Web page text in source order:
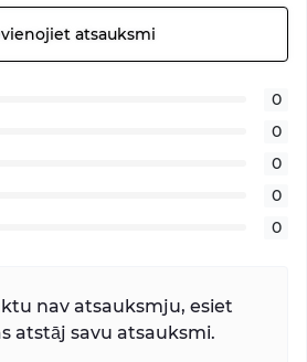
atsauksmi
0
0
0
0
0
nav atsauksmju, esiet
atstāj savu atsauksmi.